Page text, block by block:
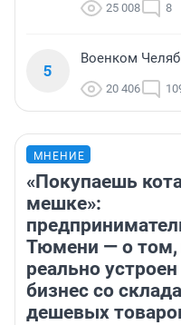
25 008 8
5
Военком
20 406
МНЕНИЕ
«Покупаешь
мешке»:
Тюмени — о том,
реально устроен
бизнес со
дешевых